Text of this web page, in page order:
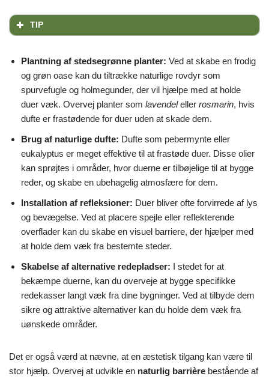
TIP
Plantning af stedsegrønne planter: Ved at skabe en frodig
og grøn oase kan du tiltrække naturlige rovdyr som
spurvefugle og holmegunder, der vil hjælpe med at holde
duer væk. Overvej planter som lavendeleller rosmarin, hvis
dufte er frastødende for duer uden at skade dem.
Brug af naturlige dufte: Dufte som pebermynte eller
eukalyptus er meget effektive til at frastøde duer. Disse olier
kan sprøjtes i områder, hvor duerne er tilbøjelige til at bygge
reder, og skabe en ubehagelig atmosfære for dem.
Installation af refleksioner: Duer bliver ofte forvirrede af lys
og bevægelse. Ved at placere spejle eller reflekterende
overflader kan du skabe en visuel barriere, der hjælper med
at holde dem væk fra bestemte steder.
Skabelse af alternative redepladser: I stedet for at
bekæmpe duerne, kan du overveje at bygge specifikke
redekasser langt væk fra dine bygninger. Ved at tilbyde dem
sikre og attraktive alternativer kan du holde dem væk fra
uønskede områder.
Det er også værd at nævne, at en æstetisk tilgang kan være til
stor hjælp. Overvej at udvikle en naturlig barrière bestående af